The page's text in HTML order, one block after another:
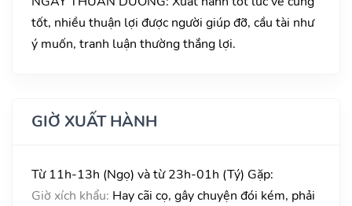
tốt, nhiều thuận lợi được người giúp đỡ, cầu tài như
ý muốn, tranh luận thường thắng lợi.
GIỜ XUẤT HÀNH
Từ 11h-13h (Ngọ) và từ 23h-01h (Tý) Gặp:
Giờ xích khẩu: Hay cãi cọ, gây chuyện đói kém, phải